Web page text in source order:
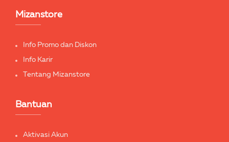
Mizanstore
Info Promo dan Diskon
Info Karir
Tentang Mizanstore
Bantuan
Aktivasi Akun